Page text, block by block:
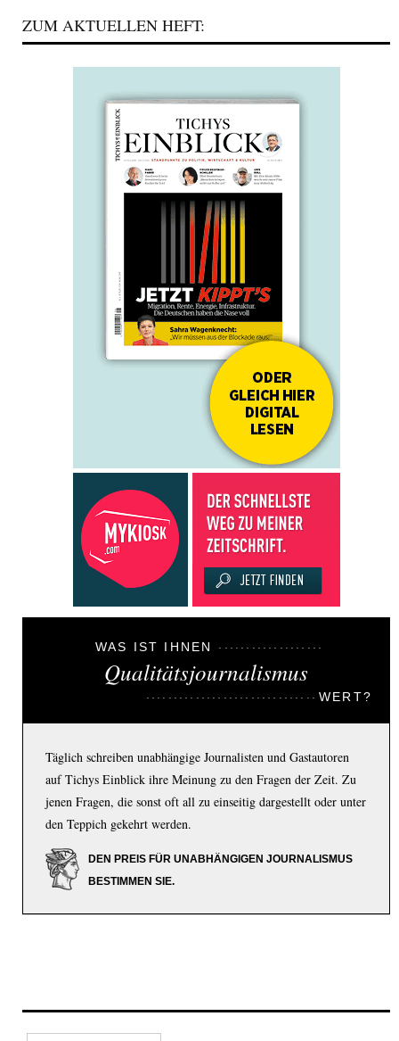
ZUM AKTUELLEN HEFT:
WAS IST IHNEN
Qualitätsjournalismus
WERT?
Täglich schreiben unabhängige Journalisten und Gastautoren
auf Tichys Einblick ihre Meinung zu den Fragen der Zeit. Zu
jenen Fragen, die sonst oft all zu einseitig dargestellt oder unter
den Teppich gekehrt werden.
DEN PREIS FÜR UNABHÄNGIGEN JOURNALISMUS
BESTIMMEN SIE.